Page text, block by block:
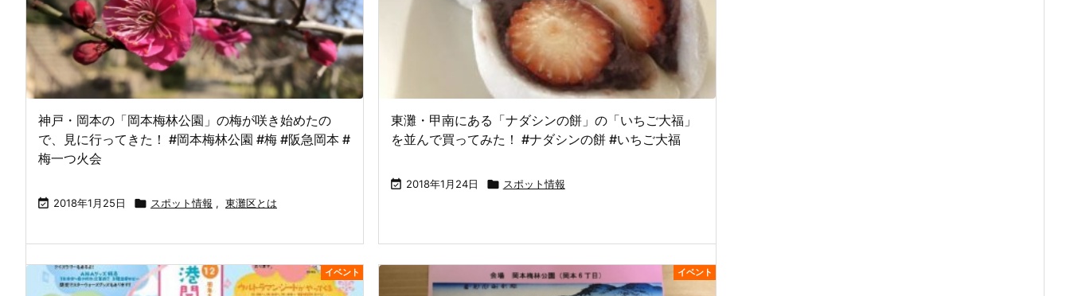
神戸・岡本の「岡本梅林公園」の梅が咲き始めたの
で、見に行ってきた！ #岡本梅林公園 #梅 #阪急岡本 #
梅一つ火会
 2018年1月25日  スポット情報 , 東灘区とは
東灘・甲南にある「ナダシンの餅」の「いちご大福」
を並んで買ってみた！ #ナダシンの餅 #いちご大福
 2018年1月24日  スポット情報
イベント イベント